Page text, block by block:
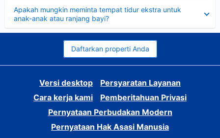
Apakah mungkin meminta tempat tidur ekstra untuk
anak-anak atau ranjang bayi?
Daftarkan properti Anda
Versi desktop
Persyaratan Layanan
Cara kerja kami
Pemberitahuan Privasi
Pernyataan Perbudakan Modern
Pernyataan Hak Asasi Manusia